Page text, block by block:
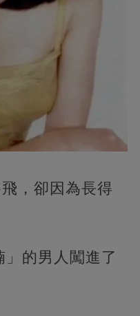
，卻因為長得
的男人闖進了